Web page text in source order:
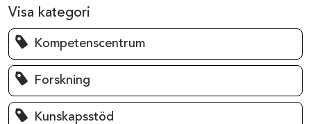
Visa kategori
Kompetenscentrum
Forskning
Kunskapsstöd